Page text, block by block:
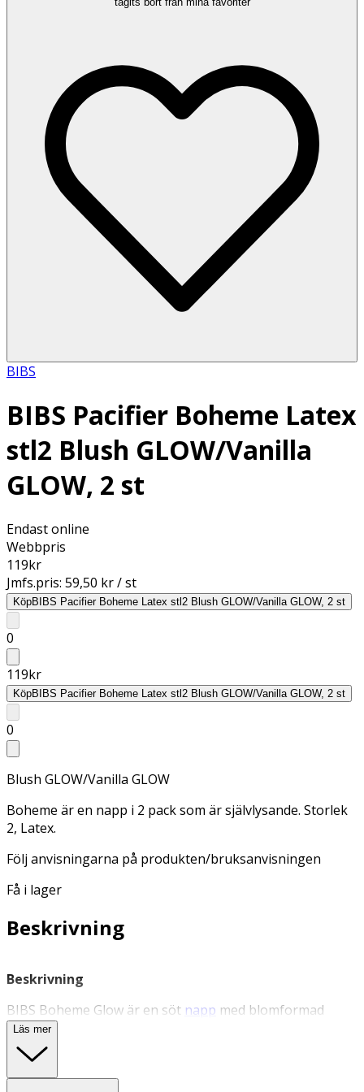
BIBS
BIBS Pacifier Boheme Latex
stl2 Blush GLOW/Vanilla
GLOW, 2 st
Endast online
Webbpris
119kr
Jmfs.pris: 59,50 kr / st
KöpBIBS Pacifier Boheme Latex stl2 Blush GLOW/Vanilla GLOW, 2 st
0
119kr
KöpBIBS Pacifier Boheme Latex stl2 Blush GLOW/Vanilla GLOW, 2 st
0
Blush GLOW/Vanilla GLOW
Boheme är en napp i 2 pack som är självlysande. Storlek
2, Latex.
Följ anvisningarna på produkten/bruksanvisningen
Få i lager
Beskrivning
Beskrivning
BIBS Boheme Glow är en söt napp med blomformad
sköld och ljusfunktion som gör den enkel att hitta i
mörkret. Du håller nappen mot en lampa i 5–10 sekunder
för att aktivera ljusfunktionen. Skölden är av
livsmedelsgodkänt material och designad och tillverkad i
Läs mer